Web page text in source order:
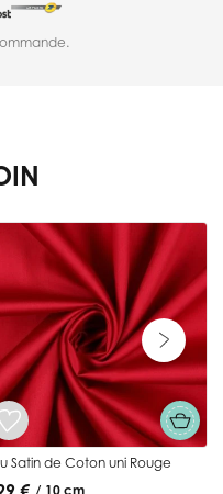
Satin de Coton uni Rouge
/ 10 cm